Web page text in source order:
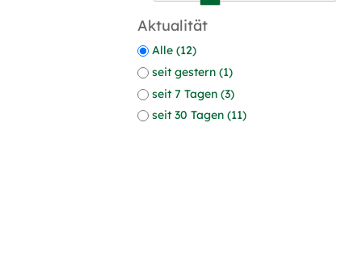
Aktualität
Alle (12)
seit gestern (1)
seit 7 Tagen (3)
seit 30 Tagen (11)